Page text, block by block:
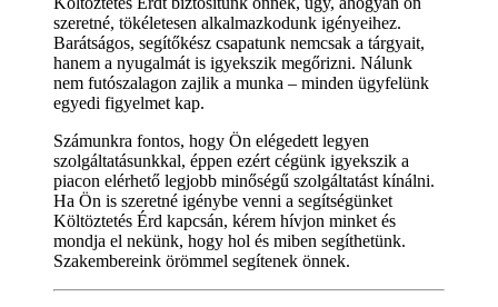
szeretné, tökéletesen alkalmazkodunk igényeihez.
Barátságos, segítőkész csapatunk nemcsak a tárgyait,
hanem a nyugalmát is igyekszik megőrizni. Nálunk
nem futószalagon zajlik a munka – minden ügyfelünk
egyedi figyelmet kap.
Számunkra fontos, hogy Ön elégedett legyen
szolgáltatásunkkal, éppen ezért cégünk igyekszik a
piacon elérhető legjobb minőségű szolgáltatást kínálni.
Ha Ön is szeretné igénybe venni a segítségünket
Költöztetés Érd kapcsán, kérem hívjon minket és
mondja el nekünk, hogy hol és miben segíthetünk.
Szakembereink örömmel segítenek önnek.